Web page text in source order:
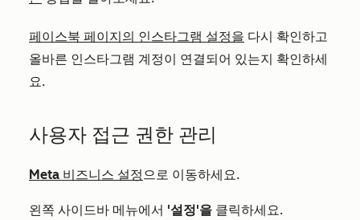
페이스북 페이지의 인스타그램 설정을 다시 확인하고
올바른 인스타그램 계정이 연결되어 있는지 확인하세
요.
사용자 접근 권한 관리
Meta 비즈니스 설정으로 이동하세요.
왼쪽 사이드바 메뉴에서 '설정'을 클릭하세요.